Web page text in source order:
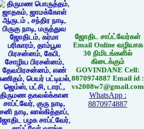
ஜோதிட சாப்ட்வேர்கள்
Email Online வழியாக
30 நிமிடங்களில்
கிடைக்கும்
GOVINDANE Cell:
8870974887 Email id :
vs2008w7@gmail.com
WhatsApp :
8870974887